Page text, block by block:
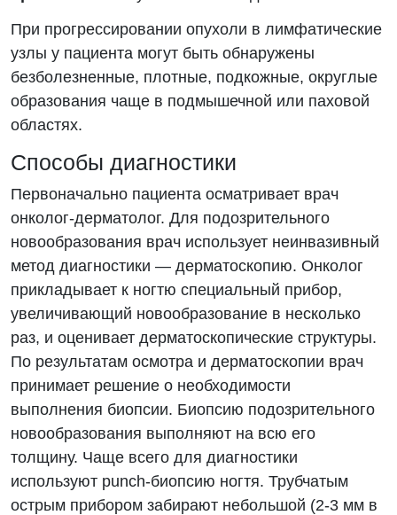
При прогрессировании опухоли в лимфатические
узлы у пациента могут быть обнаружены
безболезненные, плотные, подкожные, округлые
образования чаще в подмышечной или паховой
областях.
Способы диагностики
Первоначально пациента осматривает врач
онколог-дерматолог. Для подозрительного
новообразования врач использует неинвазивный
метод диагностики — дерматоскопию. Онколог
прикладывает к ногтю специальный прибор,
увеличивающий новообразование в несколько
раз, и оценивает дерматоскопические структуры.
По результатам осмотра и дерматоскопии врач
принимает решение о необходимости
выполнения биопсии. Биопсию подозрительного
новообразования выполняют на всю его
толщину. Чаще всего для диагностики
используют punch-биопсию ногтя. Трубчатым
острым прибором забирают небольшой (2-3 мм в